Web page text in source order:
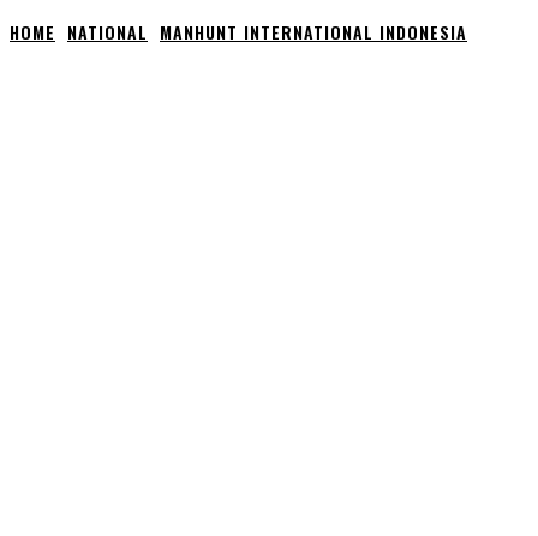
HOME NATIONAL MANHUNT INTERNATIONAL INDONESIA